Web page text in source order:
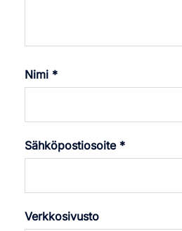
Nimi *
Sähköpostiosoite *
Verkkosivusto